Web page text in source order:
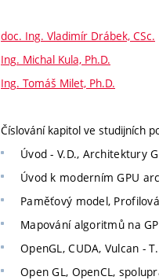
doc. Ing. Vladimír Drábek, CSc.
Ing. Michal Kula, Ph.D.
Ing. Tomáš Milet, Ph.D.
Číslování kapitol ve studijních
Úvod - V.D., Architektury
Úvod k moderním GPU
Paměťový model,
Mapování algoritmů na
OpenGL, CUDA, Vulcan -
Open GL, OpenCL,